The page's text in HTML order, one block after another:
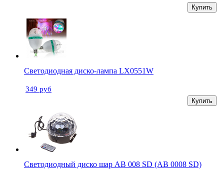
Купить
Светодиодная диско-лампа LX0551W
349 руб
Купить
Светодиодный диско шар AB 008 SD (AB 0008 SD)